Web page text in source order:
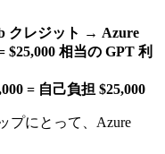
クレジット → Azure
相当の GPT 利
= 自己負担 $25,000
プにとって、Azure